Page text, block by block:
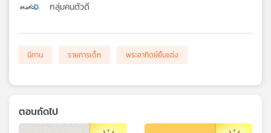
กลุ่มคนตัวดี
นิทาน รายการเด็ก พระอาทิตย์ยิ้มแฉ่ง
ตอนถัดไป